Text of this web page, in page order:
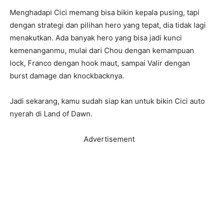
Menghadapi Cici memang bisa bikin kepala pusing, tapi
dengan strategi dan pilihan hero yang tepat, dia tidak lagi
menakutkan. Ada banyak hero yang bisa jadi kunci
kemenanganmu, mulai dari Chou dengan kemampuan
lock, Franco dengan hook maut, sampai Valir dengan
burst damage dan knockbacknya.
Jadi sekarang, kamu sudah siap kan untuk bikin Cici auto
nyerah di Land of Dawn.
Advertisement